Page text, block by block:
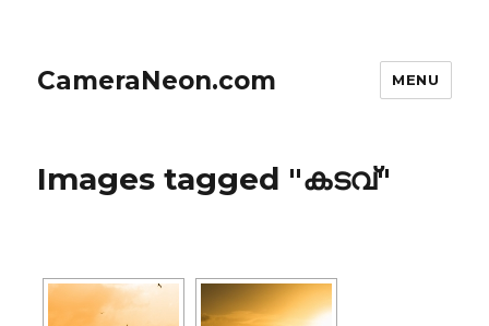
CameraNeon.com MENU
Images tagged "കടവ്"